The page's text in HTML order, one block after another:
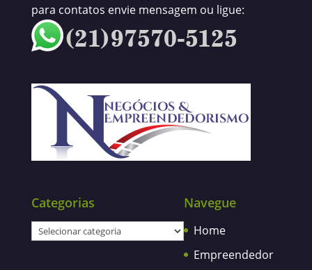
para contatos envie mensagem ou ligue:
Categorias
Categorias
Navegue
Home
Empreendedor